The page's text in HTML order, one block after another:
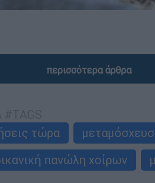
περισσότερα άρθρα
τώρα
πανώλη χοίρων